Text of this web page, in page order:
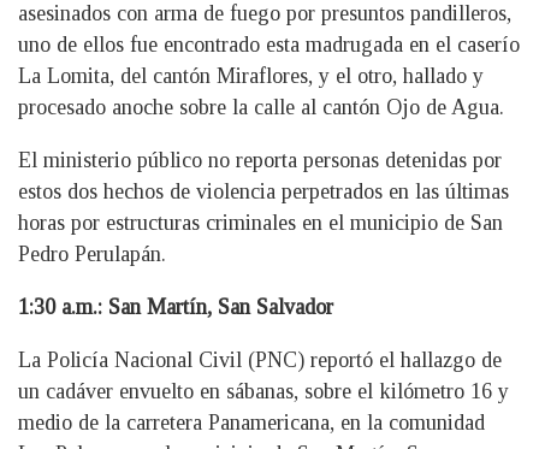
asesinados con arma de fuego por presuntos pandilleros,
uno de ellos fue encontrado esta madrugada en el caserío
La Lomita, del cantón Miraflores, y el otro, hallado y
procesado anoche sobre la calle al cantón Ojo de Agua.
El ministerio público no reporta personas detenidas por
estos dos hechos de violencia perpetrados en las últimas
horas por estructuras criminales en el municipio de San
Pedro Perulapán.
1:30 a.m.: San Martín, San Salvador
La Policía Nacional Civil (PNC) reportó el hallazgo de
un cadáver envuelto en sábanas, sobre el kilómetro 16 y
medio de la carretera Panamericana, en la comunidad